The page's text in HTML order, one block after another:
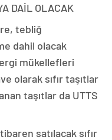
DAİL OLACAK
tebliğ
dahil olacak
mükellefleri
olarak sıfır taşıtlar
taşıtlar da UTTS
satılacak sıfır